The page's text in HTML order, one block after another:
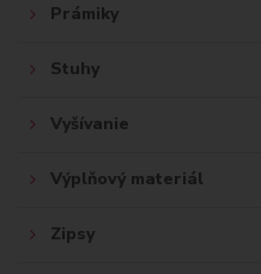
Prámiky
Stuhy
Vyšívanie
Výplňový materiál
Zipsy